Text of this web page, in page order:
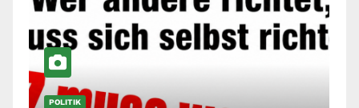
POLITIK